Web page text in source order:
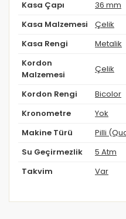
Kasa Çapı 36 mm
Kasa Malzemesi Çelik
Kasa Rengi Metalik
Kordon
Malzemesi
Çelik
Kordon Rengi Bicolor
Kronometre Yok
Makine Türü Pilli
Su Geçirmezlik 5 Atm
Takvim Var